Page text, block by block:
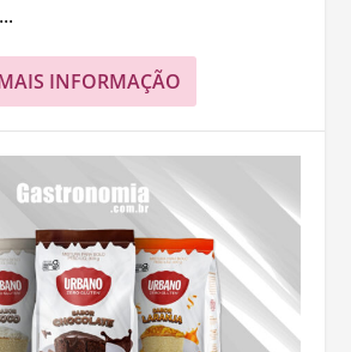
INFORMAÇÃO